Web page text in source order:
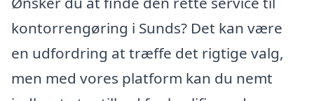
kontorrengøring i Sunds? Det kan være
en udfordring at træffe det rigtige valg,
men med vores platform kan du nemt